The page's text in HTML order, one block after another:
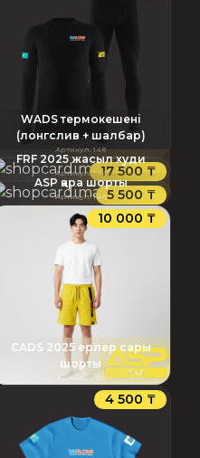
WADS термокешені
(лонгслив + шалбар)
Артикул: 148
17 500 ₸
FRF 2025 жасыл худи
Артикул:144
5 500 ₸
ASP қара шорты
Артикул:140
10 000 ₸
CADS 2025 ерлер сары
шорты
Артикул: 79
4 500 ₸